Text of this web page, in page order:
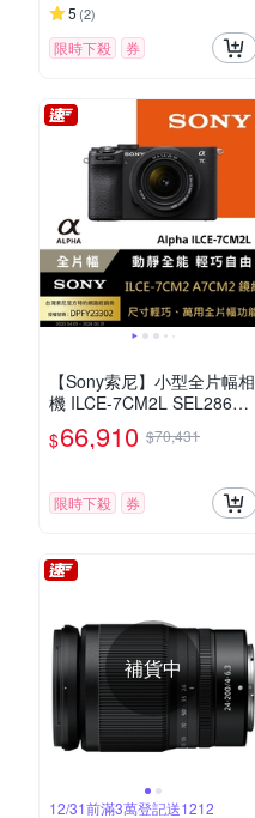
5 (2)
限時下殺 券
【Sony索尼】小型全片幅相
機 ILCE-7CM2L SEL2860
鏡頭組 (公司貨 保固18+6個
月)
$66,910 $70,431
限時下殺 券
補貨中
12/31前滿3萬登記送1212